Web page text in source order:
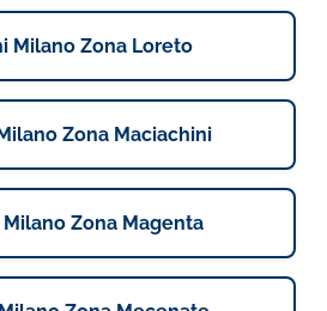
Milano Zona Loreto
Zona Maciachini
Zona Magenta